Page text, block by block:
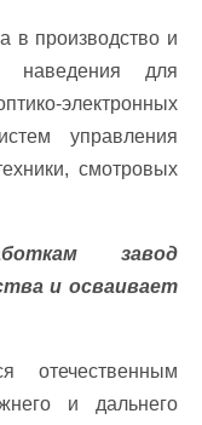
в производство и
наведения для
электронных
управления
смотровых
завод
и осваивает
отечественным
и дальнего